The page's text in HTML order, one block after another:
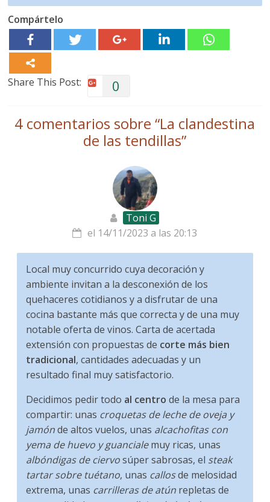
Compártelo
Share This Post: 0
4 comentarios sobre “La clandestina
de las tendillas”
Toni G
el 14/11/2023 a las 20:13
Local muy concurrido cuya decoración y
ambiente invitan a la desconexión de los
quehaceres cotidianos y a disfrutar de una
cocina bastante más que correcta y de una muy
notable oferta de vinos. Carta de acertada
extensión con propuestas de corte más bien
tradicional, cantidades adecuadas y un
resultado final muy satisfactorio.
Decidimos pedir todo al centro de la mesa para
compartir: unas croquetas de leche de oveja y
jamónde altos vuelos, unas alcachofitas con
yema de huevo y guancialemuy ricas, unas
albóndigas de ciervosúper sabrosas, el steak
tartar sobre tuétano, unas callosde melosidad
extrema, unas carrilleras de atún repletas de